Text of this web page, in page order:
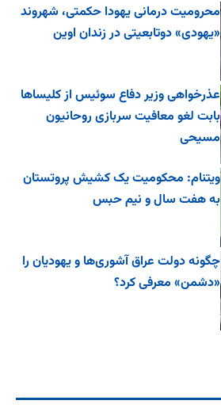
محرومیت درمانی یهودا حکمتی، شهروند
«یهودی» دوتابعیتی در زندان اوین
عذرخواهی وزیر دفاع سوئیس از کلیساها
بابت لغو معافیت سربازی روحانیون
مسیحی
ویتنام: محکومیت یک کشیش پروتستان
به هفت سال و نیم حبس
چگونه دولت عراق آشوری‌ها و یهودیان را
«دشمن» معرفی کرد؟